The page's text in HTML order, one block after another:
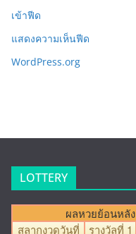
เข้าฟีด
แสดงความเห็นฟีด
WordPress.org
LOTTERY